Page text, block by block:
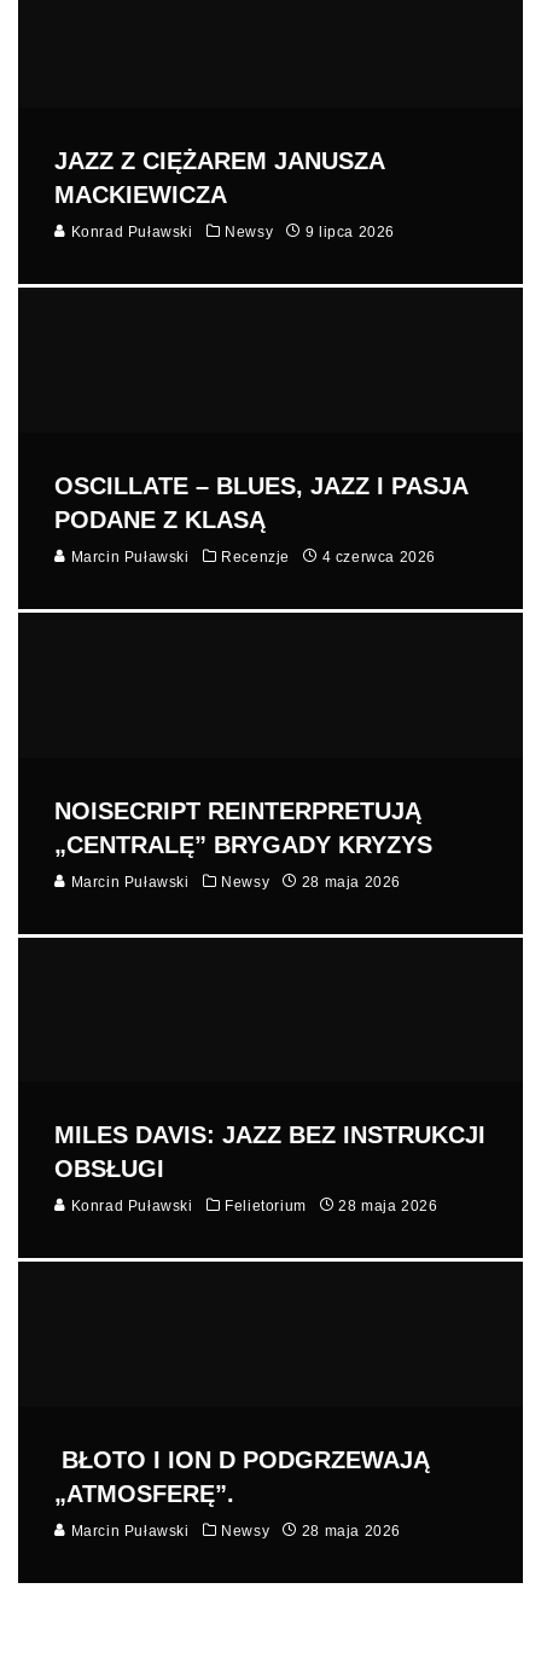
JAZZ Z CIĘŻAREM JANUSZA
MACKIEWICZA
Konrad Puławski Newsy 9 lipca 2026
OSCILLATE – BLUES, JAZZ I PASJA
PODANE Z KLASĄ
Marcin Puławski Recenzje 4 czerwca 2026
NOISECRIPT REINTERPRETUJĄ
„CENTRALĘ” BRYGADY KRYZYS
Marcin Puławski Newsy 28 maja 2026
MILES DAVIS: JAZZ BEZ INSTRUKCJI
OBSŁUGI
Konrad Puławski Felietorium 28 maja 2026
BŁOTO I ION D PODGRZEWAJĄ
„ATMOSFERĘ”.
Marcin Puławski Newsy 28 maja 2026